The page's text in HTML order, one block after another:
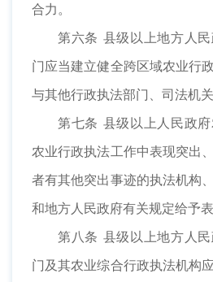
合力。
第六条 县级以上地方人
门应当建立健全跨区域农业行
与其他行政执法部门、司法机关
第七条 县级以上人民政
农业行政执法工作中表现突出
者有其他突出事迹的执法机构
和地方人民政府有关规定给予表
第八条 县级以上地方人
门及其农业综合行政执法机构